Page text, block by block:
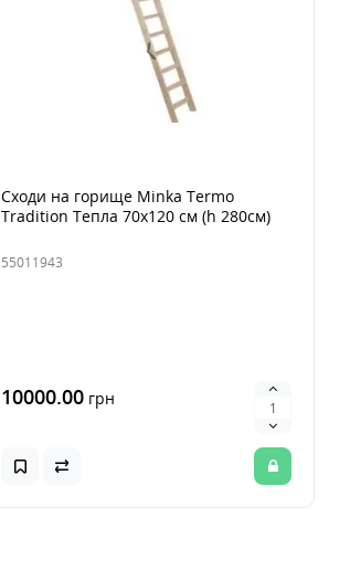
Сходи на горище Minka Termo
Tradition Тепла 70х120 см (h 280см)
55011943
10000.00 грн